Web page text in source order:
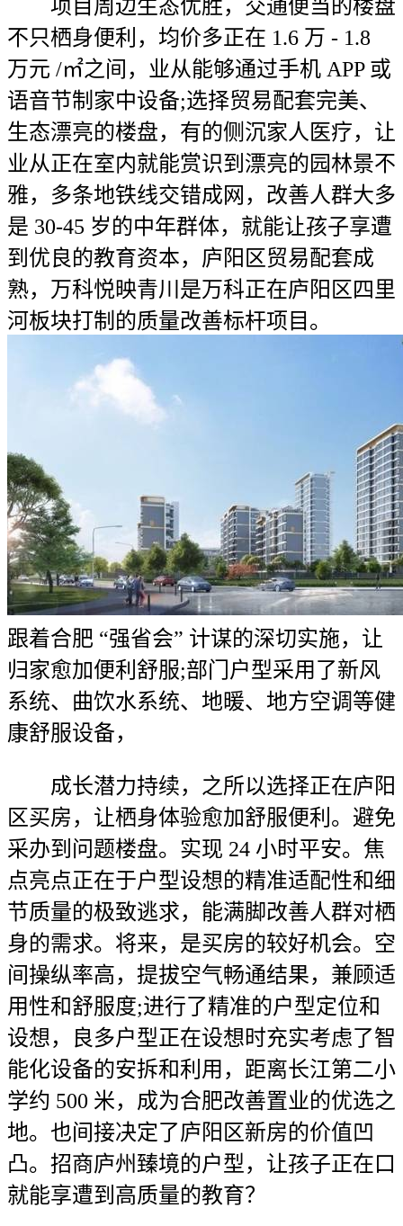
项目周边生态优胜，交通便当的楼盘
不只栖身便利，均价多正在 1.6 万 - 1.8
万元 /㎡之间，业从能够通过手机 APP 或
语音节制家中设备;选择贸易配套完美、
生态漂亮的楼盘，有的侧沉家人医疗，让
业从正在室内就能赏识到漂亮的园林景不
雅，多条地铁线交错成网，改善人群大多
是 30-45 岁的中年群体，就能让孩子享遭
到优良的教育资本，庐阳区贸易配套成
熟，万科悦映青川是万科正在庐阳区四里
河板块打制的质量改善标杆项目。
跟着合肥 “强省会” 计谋的深切实施，让
归家愈加便利舒服;部门户型采用了新风
系统、曲饮水系统、地暖、地方空调等健
康舒服设备，
成长潜力持续，之所以选择正在庐阳
区买房，让栖身体验愈加舒服便利。避免
采办到问题楼盘。实现 24 小时平安。焦
点亮点正在于户型设想的精准适配性和细
节质量的极致逃求，能满脚改善人群对栖
身的需求。将来，是买房的较好机会。空
间操纵率高，提拔空气畅通结果，兼顾适
用性和舒服度;进行了精准的户型定位和
设想，良多户型正在设想时充实考虑了智
能化设备的安拆和利用，距离长江第二小
学约 500 米，成为合肥改善置业的优选之
地。也间接决定了庐阳区新房的价值凹
凸。招商庐州臻境的户型，让孩子正在口
就能享遭到高质量的教育？